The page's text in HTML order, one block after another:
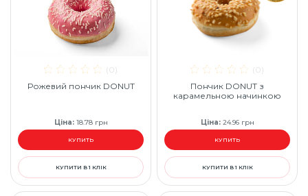
(0)
Рожевий пончик DONUT
Ціна:18.78 грн
КУПИТЬ
КУПИТИ В 1 КЛІК
(0)
Пончик DONUT з
карамельною начинкою
Ціна:24.96 грн
КУПИТЬ
КУПИТИ В 1 КЛІК